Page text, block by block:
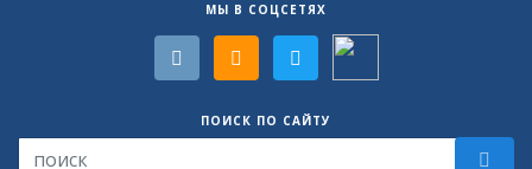
МЫ В СОЦСЕТЯХ
ПОИСК ПО САЙТУ